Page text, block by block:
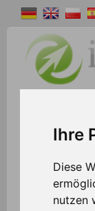
Ihre
Diese
nutzen
>> Partner